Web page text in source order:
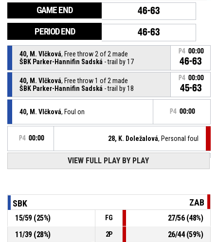
GAME END 46-63
PERIOD END 46-63
40, M. Vlčková, Free throw 2 of 2 made
ŠBK Parker-Hannifin Sadská - trail by 17
P4 00:00
46-63
40, M. Vlčková, Free throw 1 of 2 made
ŠBK Parker-Hannifin Sadská - trail by 18
P4 00:00
45-63
40, M. Vlčková, Foul on P4 00:00
P4 00:00 28, K. Doležalová, Personal foul
, Offensive rebound
7, P. Klazarová, 3pt jump shot missed
55, A. Plačková , Defensive rebound P4 00:09
VIEW FULL PLAY BY PLAY
SBK ZAB
15/59(25%) FG 27/56(48%)
11/39(28%) 2P 26/44(59%)